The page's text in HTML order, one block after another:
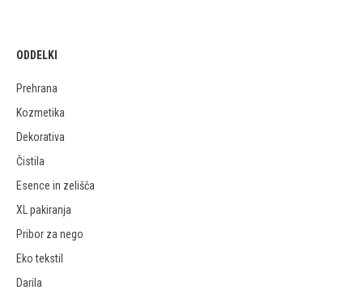
ODDELKI
Prehrana
Kozmetika
Dekorativa
Čistila
Esence in zelišča
XL pakiranja
Pribor za nego
Eko tekstil
Darila